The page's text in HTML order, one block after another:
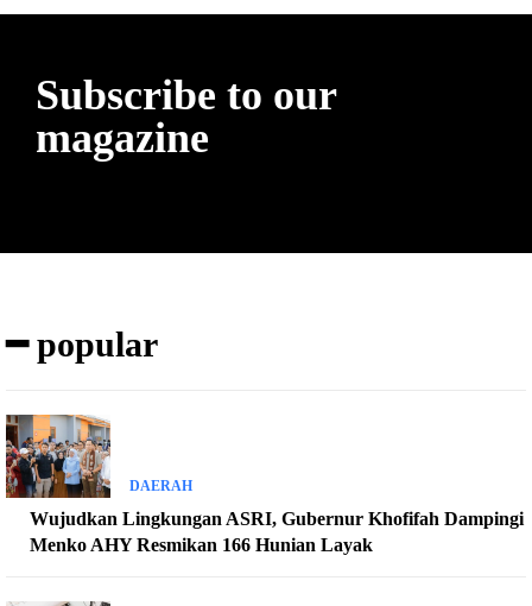
Subscribe to our
magazine
━ popular
DAERAH
Wujudkan Lingkungan ASRI, Gubernur Khofifah Dampingi
Menko AHY Resmikan 166 Hunian Layak